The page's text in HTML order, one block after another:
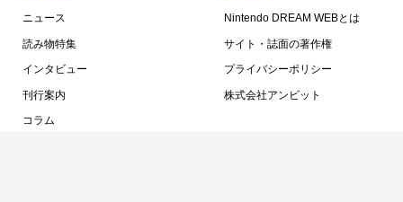
ニュース
読み物特集
インタビュー
刊行案内
コラム
Nintendo DREAM WEBとは
サイト・誌面の著作権
プライバシーポリシー
株式会社アンビット